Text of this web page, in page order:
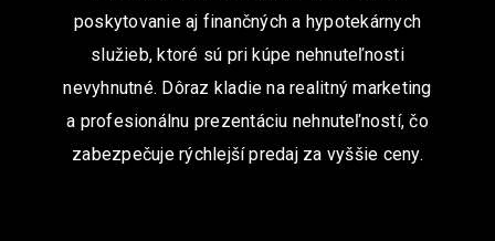
poskytovanie aj finančných a hypotekárnych
služieb, ktoré sú pri kúpe nehnuteľnosti
nevyhnutné. Dôraz kladie na realitný marketing
a profesionálnu prezentáciu nehnuteľností, čo
zabezpečuje rýchlejší predaj za vyššie ceny.